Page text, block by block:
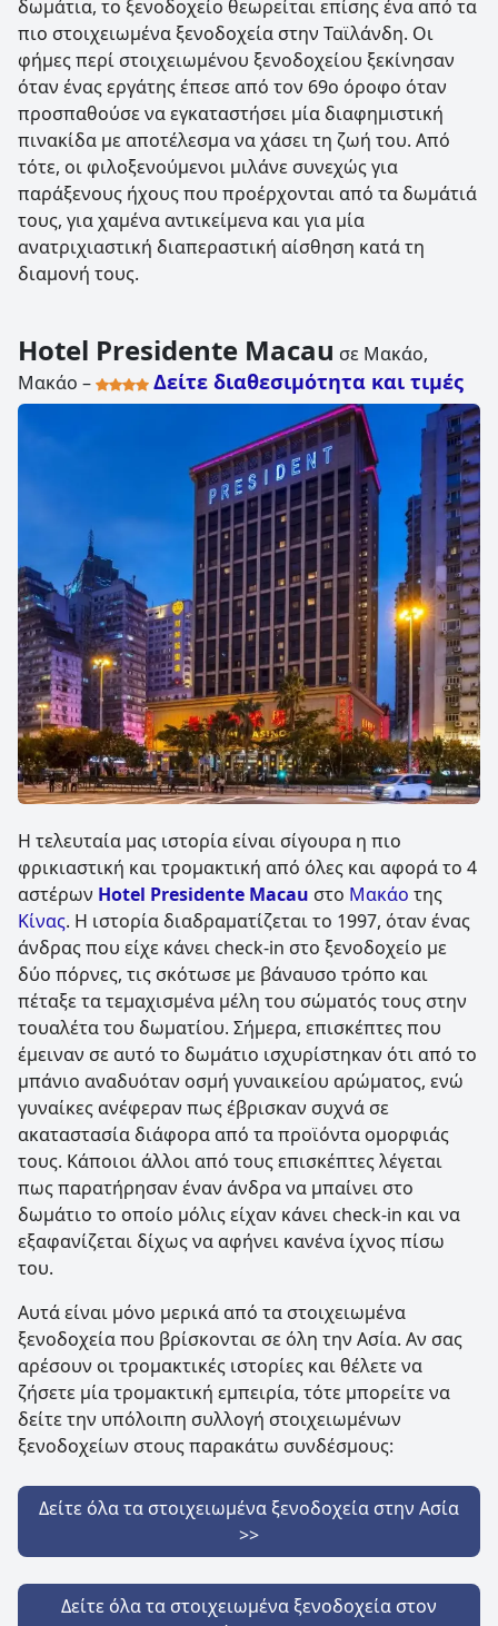
δωμάτια, το ξενοδοχείο θεωρείται επίσης ένα από τα
πιο στοιχειωμένα ξενοδοχεία στην Ταϊλάνδη. Οι
φήμες περί στοιχειωμένου ξενοδοχείου ξεκίνησαν
όταν ένας εργάτης έπεσε από τον 69ο όροφο όταν
προσπαθούσε να εγκαταστήσει μία διαφημιστική
πινακίδα με αποτέλεσμα να χάσει τη ζωή του. Από
τότε, οι φιλοξενούμενοι μιλάνε συνεχώς για
παράξενους ήχους που προέρχονται από τα δωμάτιά
τους, για χαμένα αντικείμενα και για μία
ανατριχιαστική διαπεραστική αίσθηση κατά τη
διαμονή τους.
Hotel Presidente Macau σε Μακάο,
Μακάο –
Δείτε διαθεσιμότητα και τιμές
Η τελευταία μας ιστορία είναι σίγουρα η πιο
φρικιαστική και τρομακτική από όλες και αφορά το 4
αστέρων Hotel Presidente Macau στο Μακάο της
Κίνας. Η ιστορία διαδραματίζεται το 1997, όταν ένας
άνδρας που είχε κάνει check-in στο ξενοδοχείο με
δύο πόρνες, τις σκότωσε με βάναυσο τρόπο και
πέταξε τα τεμαχισμένα μέλη του σώματός τους στην
τουαλέτα του δωματίου. Σήμερα, επισκέπτες που
έμειναν σε αυτό το δωμάτιο ισχυρίστηκαν ότι από το
μπάνιο αναδυόταν οσμή γυναικείου αρώματος, ενώ
γυναίκες ανέφεραν πως έβρισκαν συχνά σε
ακαταστασία διάφορα από τα προϊόντα ομορφιάς
τους. Κάποιοι άλλοι από τους επισκέπτες λέγεται
πως παρατήρησαν έναν άνδρα να μπαίνει στο
δωμάτιο το οποίο μόλις είχαν κάνει check-in και να
εξαφανίζεται δίχως να αφήνει κανένα ίχνος πίσω
του.
Αυτά είναι μόνο μερικά από τα στοιχειωμένα
ξενοδοχεία που βρίσκονται σε όλη την Ασία. Αν σας
αρέσουν οι τρομακτικές ιστορίες και θέλετε να
ζήσετε μία τρομακτική εμπειρία, τότε μπορείτε να
δείτε την υπόλοιπη συλλογή στοιχειωμένων
ξενοδοχείων στους παρακάτω συνδέσμους:
Δείτε όλα τα στοιχειωμένα ξενοδοχεία στην Ασία
>>
Δείτε όλα τα στοιχειωμένα ξενοδοχεία στον